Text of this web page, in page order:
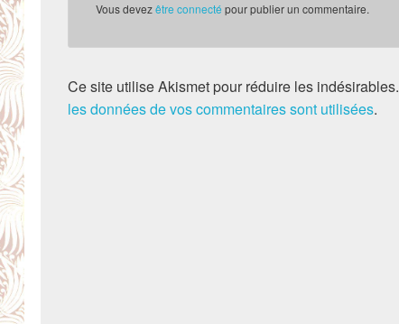
Vous devezêtre connecté pour publier un commentaire.
Ce site utilise Akismet pour réduire les indésirables.
les données de vos commentaires sont utilisées.